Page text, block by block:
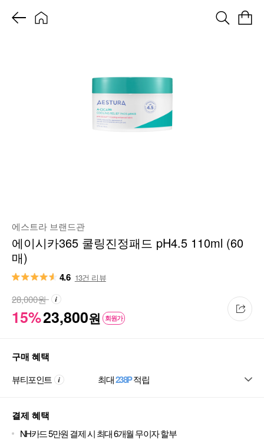
에스트라 브랜드관
에이시카365 쿨링진정패드 pH4.5 110ml (60
매)
4.6 13건 리뷰
15%23,800원 회원가
28,000원
구매 혜택
뷰티포인트 최대238P적립
결제 혜택
NH카드 5만원 결제 시 최대 6개월 무이자 할부